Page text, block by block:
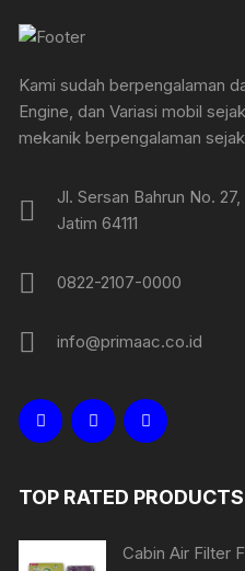
Kami sudah berpengalaman
Engine, dan Variasi mobil
mekanik berpengalaman
Jl. Sersan Bahrun No.
Jatim 64111
0822-2107-0000
info@primaac.co.id
TOP RATED PRODUCTS
Cabin Air Filter